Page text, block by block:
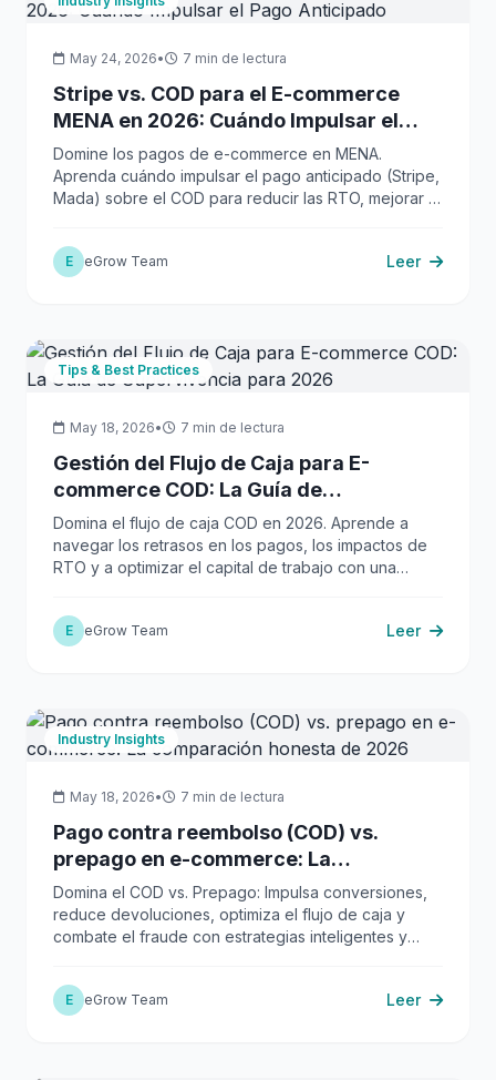
May 24, 2026• 7 min de lectura
Stripe vs. COD para el E-commerce
MENA en 2026: Cuándo Impulsar el
Pago Anticipado
Domine los pagos de e-commerce en MENA.
Aprenda cuándo impulsar el pago anticipado (Stripe,
Mada) sobre el COD para reducir las RTO, mejorar el
E eGrow Team Leer
Tips & Best Practices
May 18, 2026• 7 min de lectura
Gestión del Flujo de Caja para E-
commerce COD: La Guía de
Supervivencia para 2026
Domina el flujo de caja COD en 2026. Aprende a
navegar los retrasos en los pagos, los impactos de
RTO y a optimizar el capital de trabajo con una
E eGrow Team Leer
Industry Insights
May 18, 2026• 7 min de lectura
Pago contra reembolso (COD) vs.
prepago en e-commerce: La
comparación honesta de 2026
Domina el COD vs. Prepago: Impulsa conversiones,
reduce devoluciones, optimiza el flujo de caja y
combate el fraude con estrategias inteligentes y
E eGrow Team Leer